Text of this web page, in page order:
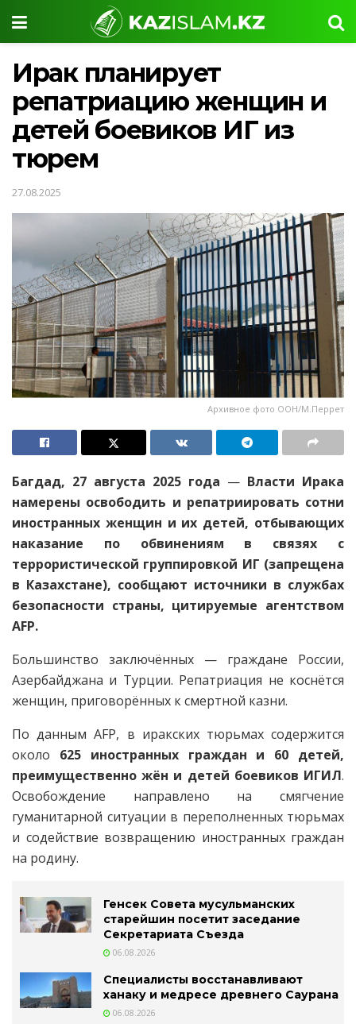
Ирак планирует
репатриацию женщин и
детей боевиков ИГ из
тюрем
27.08.2025
Архивное фото ООН/М.Перрет
Багдад, 27 августа 2025 года — Власти Ирака
намерены освободить и репатриировать сотни
иностранных женщин и их детей, отбывающих
наказание по обвинениям в связях с
террористической группировкой ИГ (запрещена
в Казахстане), сообщают источники в службах
безопасности страны, цитируемые агентством
AFP.
Большинство заключённых — граждане России,
Азербайджана и Турции. Репатриация не коснётся
женщин, приговорённых к смертной казни.
По данным AFP, в иракских тюрьмах содержится
около 625 иностранных граждан и 60 детей,
преимущественно жён и детей боевиков ИГИЛ.
Освобождение направлено на смягчение
гуманитарной ситуации в переполненных тюрьмах
и содействие возвращению иностранных граждан
на родину.
Генсек Совета мусульманских
старейшин посетит заседание
Секретариата Съезда
06.08.2026
Специалисты восстанавливают
ханаку и медресе древнего Саурана
06.08.2026